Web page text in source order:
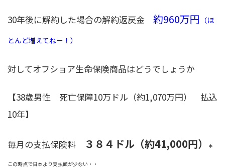
30年後に解約した場合の解約返戻金 約960万円 （ほ
とんど増えてねー！）
対してオフショア生命保険商品はどうでしょうか
【38歳男性 死亡保障10万ドル（約1,070万円） 払込
10年】
毎月の支払保険料 ３８４ドル（約41,000円） ＊
この時点で日本より支払額が少ない・・